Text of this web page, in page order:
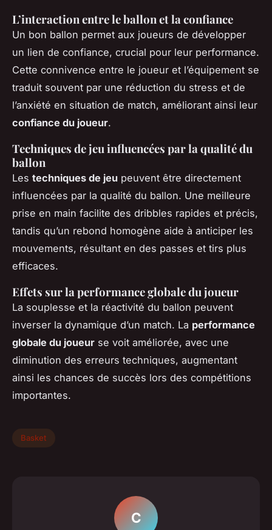
L’interaction entre le ballon et la confiance
Un bon ballon permet aux joueurs de développer
un lien de confiance, crucial pour leur performance.
Cette connivence entre le joueur et l’équipement se
traduit souvent par une réduction du stress et de
l’anxiété en situation de match, améliorant ainsi leur
confiance du joueur.
Techniques de jeu influencées par la qualité du
ballon
Les techniques de jeu peuvent être directement
influencées par la qualité du ballon. Une meilleure
prise en main facilite des dribbles rapides et précis,
tandis qu’un rebond homogène aide à anticiper les
mouvements, résultant en des passes et tirs plus
efficaces.
Effets sur la performance globale du joueur
La souplesse et la réactivité du ballon peuvent
inverser la dynamique d’un match. La performance
globale du joueur se voit améliorée, avec une
diminution des erreurs techniques, augmentant
ainsi les chances de succès lors des compétitions
importantes.
Basket
C